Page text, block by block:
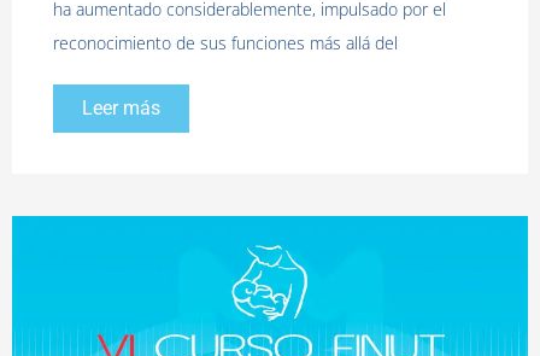
ha aumentado considerablemente, impulsado por el
reconocimiento de sus funciones más allá del
Leer más